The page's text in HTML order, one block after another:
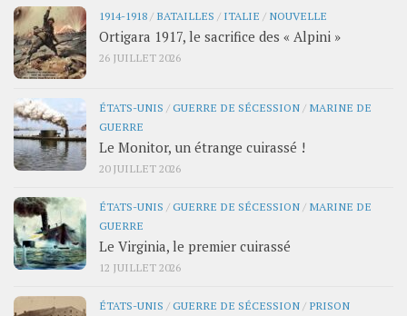
1914-1918 / BATAILLES / ITALIE / NOUVELLE
Ortigara 1917, le sacrifice des « Alpini »
26 JUILLET 2026
ÉTATS-UNIS /GUERRE DE SÉCESSION / MARINE DE
GUERRE
Le Monitor, un étrange cuirassé !
20 JUILLET 2026
ÉTATS-UNIS /GUERRE DE SÉCESSION / MARINE DE
GUERRE
Le Virginia, le premier cuirassé
12 JUILLET 2026
ÉTATS-UNIS /GUERRE DE SÉCESSION / PRISON